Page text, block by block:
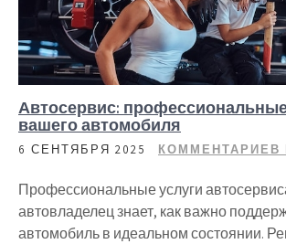
Автосервис:
вашего автомобиля
6 СЕНТЯБРЯ 2025 КОММЕНТАРИЕВ
Профессиональные услуги
автовладелец знает, как важно
автомобиль в идеальном состоянии.